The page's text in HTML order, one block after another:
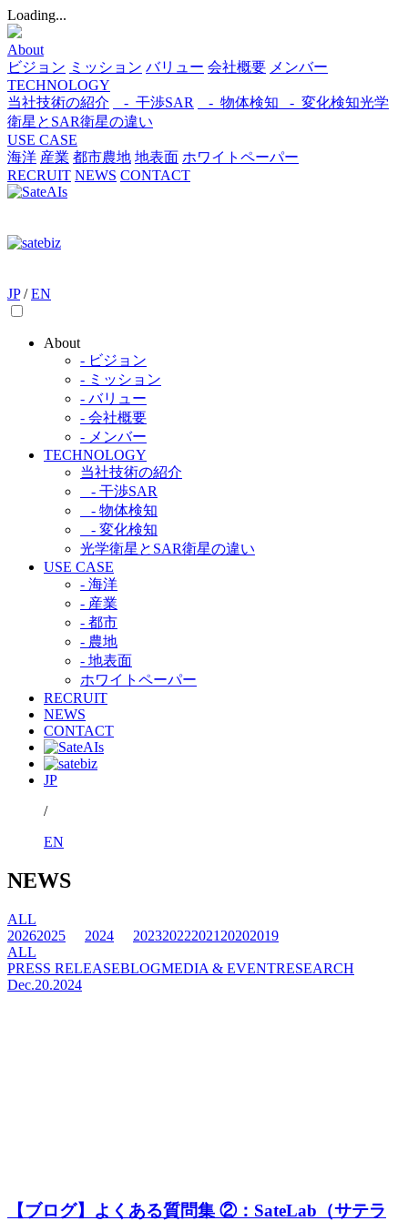
Loading...
About
ビジョン ミッション バリュー 会社概要 メンバー
TECHNOLOGY
当社技術の紹介
- 干渉SAR - 物体検知​ - 変化検知​光学
衛星とSAR衛星の違い
USE CASE
海洋 産業 都市​農地 地表面 ホワイトペーパー
RECRUIT NEWS CONTACT
JP / EN
About
- ビジョン
- ミッション
- バリュー
- 会社概要
- メンバー
TECHNOLOGY
当社技術の紹介​
- 干渉SAR​
- 物体検知​
- 変化検知​
光学衛星とSAR衛星の違い​
USE CASE
- 海洋
- 産業
- 都市​
- 農地
- 地表面
ホワイトペーパー
RECRUIT
NEWS
CONTACT
JP
/
EN
NEWS
ALL
20262025 2024 202320222021 20202019
ALL
PRESS RELEASEBLOGMEDIA & EVENTRESEARCH
Dec.20.2024
【ブログ】よくある質問集 ②：SateLab（サテラ